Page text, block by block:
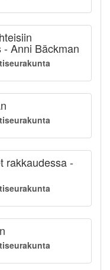
Anni Bäckman
rakkaudessa -